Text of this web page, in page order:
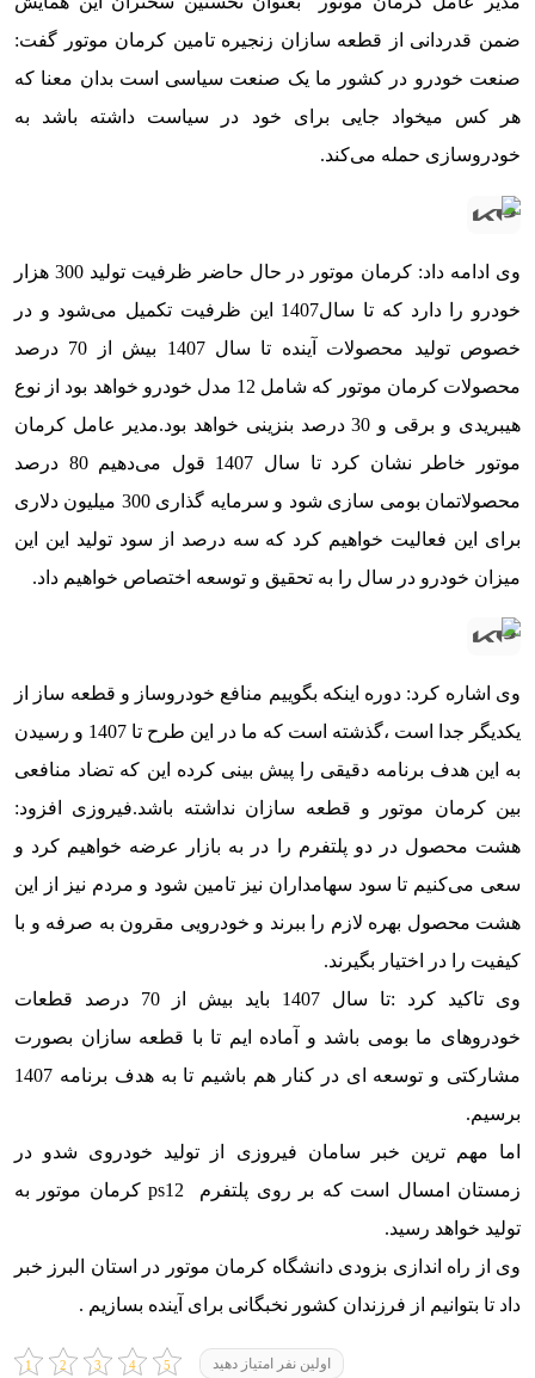
ضمن قدردانی از قطعه سازان زنجیره تامین کرمان موتور گفت:
صنعت خودرو در کشور ما یک صنعت سیاسی است بدان معنا که
هر کس میخواد جایی برای خود در سیاست داشته باشد به
خودروسازی حمله می‌کند.
وی ادامه داد: کرمان موتور در حال حاضر ظرفیت تولید 300 هزار
خودرو را دارد که تا سال1407 این ظرفیت تکمیل می‌شود و در
خصوص تولید محصولات آینده تا سال 1407 بیش از 70 درصد
محصولات کرمان موتور که شامل 12 مدل خودرو خواهد بود از نوع
هیبریدی و برقی و 30 درصد بنزینی خواهد بود.
مدیر عامل کرمان
موتور خاطر نشان کرد تا سال 1407 قول می‌دهیم 80 درصد
محصولاتمان بومی سازی شود و سرمایه گذاری 300 میلیون دلاری
برای این فعالیت خواهیم کرد که سه درصد از سود تولید این این
میزان خودرو در سال را به تحقیق و توسعه اختصاص خواهیم داد.
وی اشاره کرد: دوره اینکه بگوییم منافع خودروساز و قطعه ساز از
یکدیگر جدا است ،گذشته است که ما در این طرح تا 1407 و رسیدن
به این هدف برنامه دقیقی را پیش بینی کرده این که تضاد منافعی
بین کرمان موتور و قطعه سازان نداشته باشد.فیروزی افزود:
هشت محصول در دو پلتفرم را در به بازار عرضه خواهیم کرد و
سعی می‌کنیم تا سود سهامداران نیز تامین شود و مردم نیز از این
هشت محصول بهره لازم را ببرند و خودرویی مقرون به صرفه و با
کیفیت را در اختیار بگیرند.
وی تاکید کرد :تا سال 1407 باید بیش از 70 درصد قطعات
خودروهای ما بومی باشد و آماده ایم تا با قطعه سازان بصورت
مشارکتی و توسعه ای در کنار هم باشیم تا به هدف برنامه 1407
برسیم.
اما مهم ترین خبر سامان فیروزی از تولید خودروی شدو در
زمستان امسال است که بر روی پلتفرم ps12 کرمان موتور به
تولید خواهد رسید.
وی از راه اندازی بزودی دانشگاه کرمان موتور در استان البرز خبر
داد تا بتوانیم از فرزندان کشور نخبگانی برای آینده بسازیم .
اولین نفر امتیاز دهید